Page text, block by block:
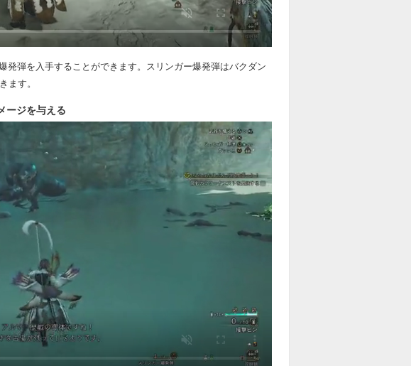
発弾を入手することができます。スリンガー爆発弾はバクダン
ます。
ージを与える